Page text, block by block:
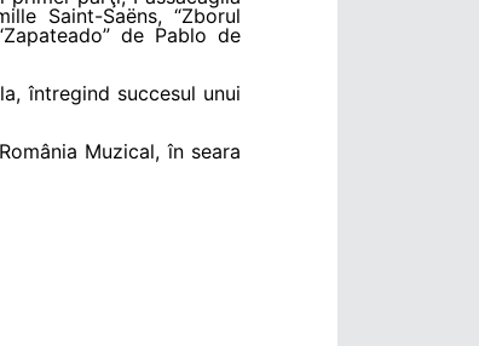
Saint-Saëns, “Zborul
de Pablo de
întregind succesul unui
Muzical, în seara